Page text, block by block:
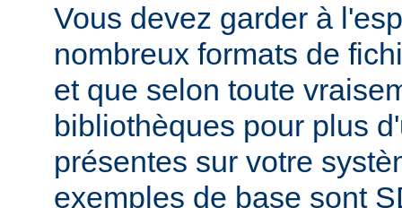
Vous devez garder à
nombreux formats de
et que selon toute
bibliothèques pour plus
présentes sur votre
exemples de base sont